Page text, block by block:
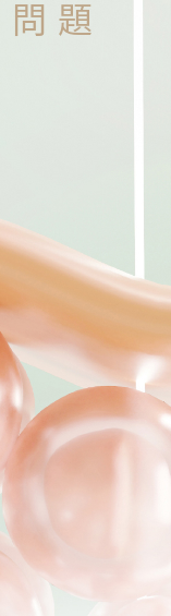
題